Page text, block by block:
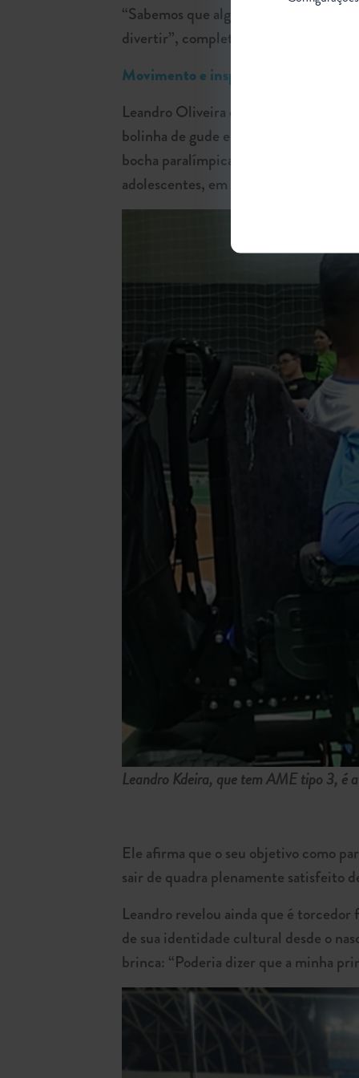
“Sabemos que algumas condições
divertir”, completou.
Movimento e inspiração
Leandro Oliveira da Silva ou Leandro
bolinha de gude e soltava pipa à sua
bocha paralímpica e coordenador do
adolescentes, em Barueri (SP).
Leandro Kdeira, que tem AME tipo 3, é
Ele afirma que o seu objetivo como
sair de quadra plenamente satisfeito
Leandro revelou ainda que é
de sua identidade cultural desde o
brinca: “Poderia dizer que a minha